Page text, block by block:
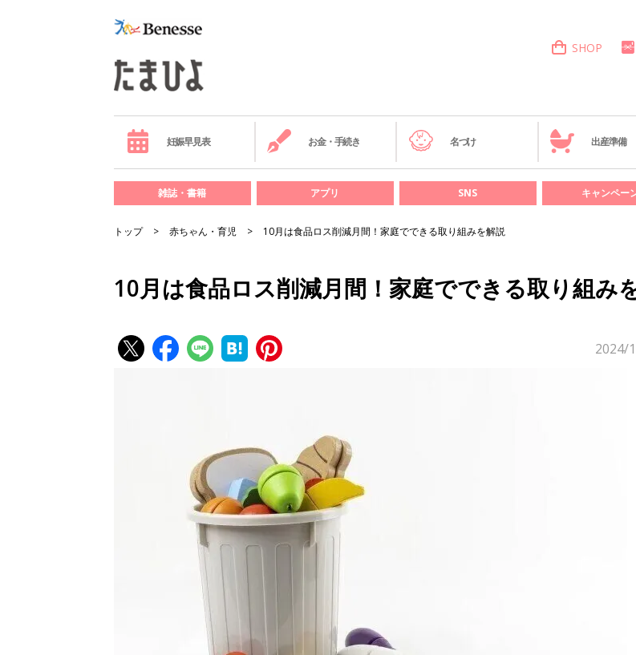
SHOP
妊娠早見表 お金・手続き 名づけ 出産準備
雑誌・書籍 アプリ SNS キャンペー
トップ 赤ちゃん・育児 10月は食品ロス削減月間！家庭でできる取り組みを解説
10月は食品ロス削減月間！家庭でできる取り組み
2024/